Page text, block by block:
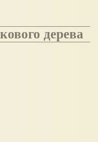
дерева